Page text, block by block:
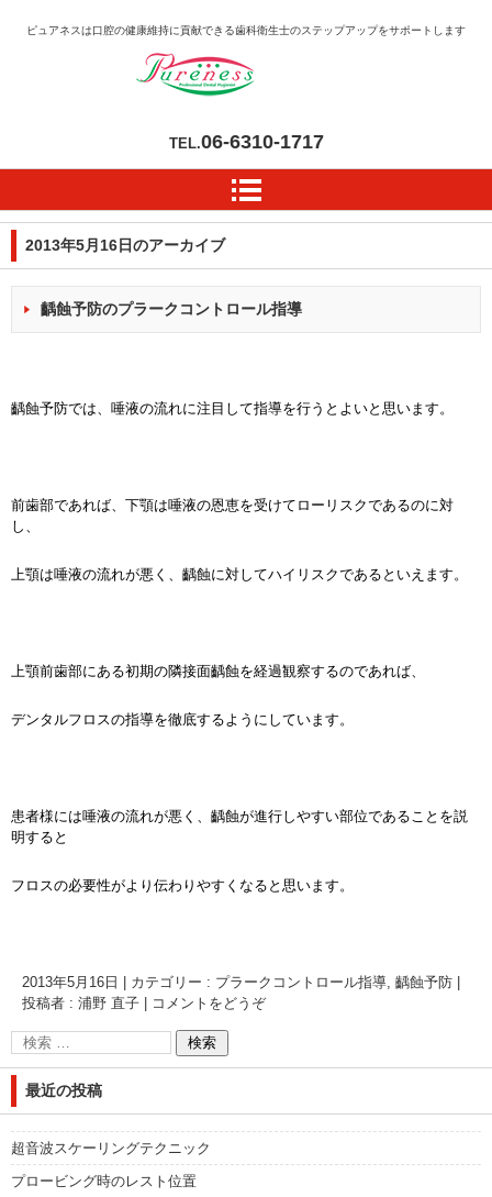
ピュアネスは口腔の健康維持に貢献できる歯科衛生士のステップアップをサポートします
TEL.06-6310-1717
2013年5月16日のアーカイブ
齲蝕予防のプラークコントロール指導
齲蝕予防では、唾液の流れに注目して指導を行うとよいと思います。
前歯部であれば、下顎は唾液の恩恵を受けてローリスクであるのに対
し、
上顎は唾液の流れが悪く、齲蝕に対してハイリスクであるといえます。
上顎前歯部にある初期の隣接面齲蝕を経過観察するのであれば、
デンタルフロスの指導を徹底するようにしています。
患者様には唾液の流れが悪く、齲蝕が進行しやすい部位であることを説
明すると
フロスの必要性がより伝わりやすくなると思います。
2013年5月16日 カテゴリー : プラークコントロール指導, 齲蝕予防
投稿者 : 浦野 直子
コメントをどうぞ
最近の投稿
超音波スケーリングテクニック
プロービング時のレスト位置